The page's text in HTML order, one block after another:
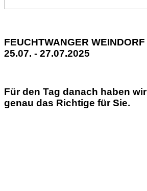
FEUCHTWANGER WEINDORF
25.07. - 27.07.2025
Für den Tag danach haben wir
genau das Richtige für Sie.